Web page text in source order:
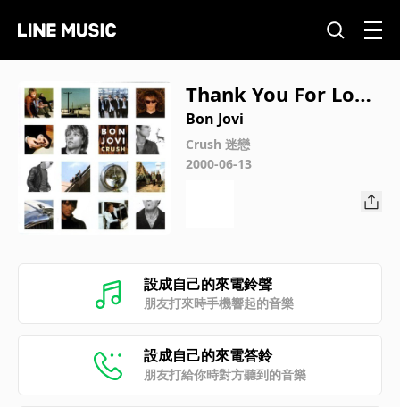
Thank You For Lovi
ng Me
Bon Jovi
Crush 迷戀
2000-06-13
設成自己的來電鈴聲
朋友打來時手機響起的音樂
設成自己的來電答鈴
朋友打給你時對方聽到的音樂